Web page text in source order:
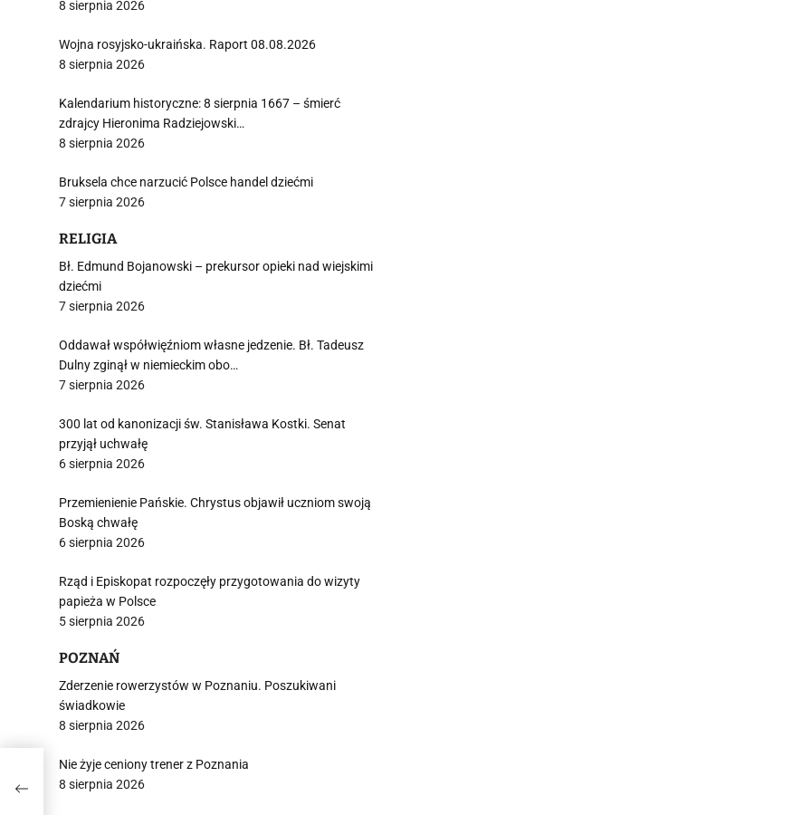
8 sierpnia 2026
Wojna rosyjsko-ukraińska. Raport 08.08.2026
8 sierpnia 2026
Kalendarium historyczne: 8 sierpnia 1667 – śmierć
zdrajcy Hieronima Radziejowski…
8 sierpnia 2026
Bruksela chce narzucić Polsce handel dziećmi
7 sierpnia 2026
RELIGIA
Bł. Edmund Bojanowski – prekursor opieki nad wiejskimi
dziećmi
7 sierpnia 2026
Oddawał współwięźniom własne jedzenie. Bł. Tadeusz
Dulny zginął w niemieckim obo…
7 sierpnia 2026
300 lat od kanonizacji św. Stanisława Kostki. Senat
przyjął uchwałę
6 sierpnia 2026
Przemienienie Pańskie. Chrystus objawił uczniom swoją
Boską chwałę
6 sierpnia 2026
Rząd i Episkopat rozpoczęły przygotowania do wizyty
papieża w Polsce
5 sierpnia 2026
POZNAŃ
Zderzenie rowerzystów w Poznaniu. Poszukiwani
świadkowie
8 sierpnia 2026
Nie żyje ceniony trener z Poznania
8 sierpnia 2026